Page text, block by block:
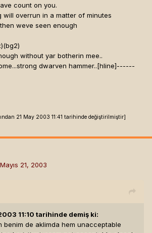
count on you.
will overrun in a matter of minutes
weve seen enough
without yar botherin mee..
dwarven hammer..[hline]------
21 May 2003 11:41 tarihinde değiştirilmiştir]
Mayıs 21, 2003
11:10 tarihinde demiş ki:
benim de aklimda hem unacceptable